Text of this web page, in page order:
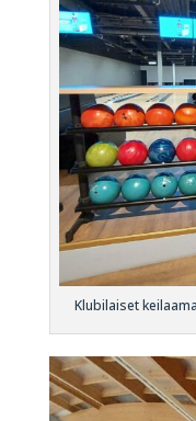
Klubilaiset